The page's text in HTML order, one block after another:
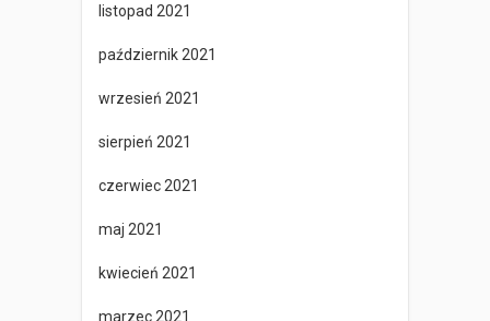
listopad 2021
październik 2021
wrzesień 2021
sierpień 2021
czerwiec 2021
maj 2021
kwiecień 2021
marzec 2021